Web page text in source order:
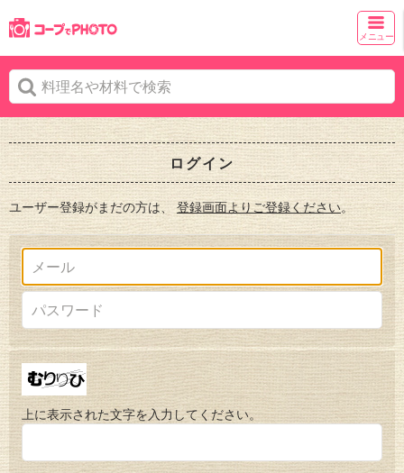
メニュー
ログイン
ユーザー登録がまだの方は、 登録画面よりご登録ください。
上に表示された文字を入力してください。